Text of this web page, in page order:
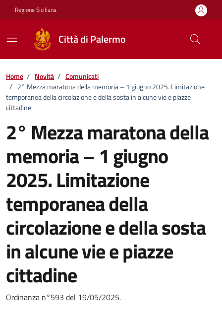
Vai ai contenuti
Vai al footer
Regione Siciliana
Città di Palermo
Home / Novità / Comunicati
/ 2° Mezza maratona della memoria – 1 giugno 2025. Limitazione
temporanea della circolazione e della sosta in alcune vie e piazze
cittadine
2° Mezza maratona della
memoria – 1 giugno
2025. Limitazione
temporanea della
circolazione e della sosta
in alcune vie e piazze
cittadine
Dettagli della notizia
Ordinanza n°593 del 19/05/2025.